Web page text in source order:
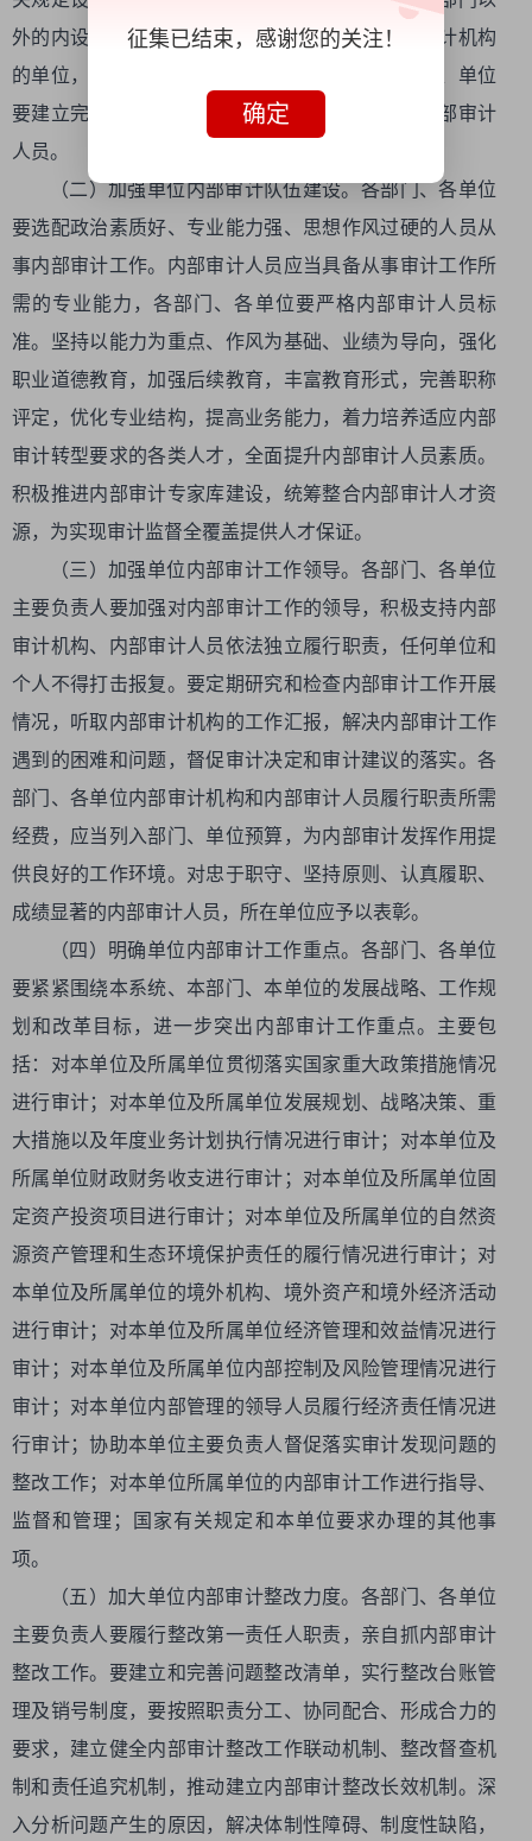
外的内设机构履行内部审计职责。设立独立内部审计机构
的单位，应当配备相应的内部审计人员。其他部门、单位
要建立完善内部审计工作机制，配备专（兼）职内部审计
人员。
（二）加强单位内部审计队伍建设。各部门、各单位
要选配政治素质好、专业能力强、思想作风过硬的人员从
事内部审计工作。内部审计人员应当具备从事审计工作所
需的专业能力，各部门、各单位要严格内部审计人员标
准。坚持以能力为重点、作风为基础、业绩为导向，强化
职业道德教育，加强后续教育，丰富教育形式，完善职称
评定，优化专业结构，提高业务能力，着力培养适应内部
审计转型要求的各类人才，全面提升内部审计人员素质。
积极推进内部审计专家库建设，统筹整合内部审计人才资
源，为实现审计监督全覆盖提供人才保证。
（三）加强单位内部审计工作领导。各部门、各单位
主要负责人要加强对内部审计工作的领导，积极支持内部
审计机构、内部审计人员依法独立履行职责，任何单位和
个人不得打击报复。要定期研究和检查内部审计工作开展
情况，听取内部审计机构的工作汇报，解决内部审计工作
遇到的困难和问题，督促审计决定和审计建议的落实。各
部门、各单位内部审计机构和内部审计人员履行职责所需
经费，应当列入部门、单位预算，为内部审计发挥作用提
供良好的工作环境。对忠于职守、坚持原则、认真履职、
成绩显著的内部审计人员，所在单位应予以表彰。
（四）明确单位内部审计工作重点。各部门、各单位
要紧紧围绕本系统、本部门、本单位的发展战略、工作规
划和改革目标，进一步突出内部审计工作重点。主要包
括：对本单位及所属单位贯彻落实国家重大政策措施情况
进行审计；对本单位及所属单位发展规划、战略决策、重
大措施以及年度业务计划执行情况进行审计；对本单位及
所属单位财政财务收支进行审计；对本单位及所属单位固
定资产投资项目进行审计；对本单位及所属单位的自然资
源资产管理和生态环境保护责任的履行情况进行审计；对
本单位及所属单位的境外机构、境外资产和境外经济活动
进行审计；对本单位及所属单位经济管理和效益情况进行
审计；对本单位及所属单位内部控制及风险管理情况进行
审计；对本单位内部管理的领导人员履行经济责任情况进
行审计；协助本单位主要负责人督促落实审计发现问题的
整改工作；对本单位所属单位的内部审计工作进行指导、
监督和管理；国家有关规定和本单位要求办理的其他事
项。
（五）加大单位内部审计整改力度。各部门、各单位
主要负责人要履行整改第一责任人职责，亲自抓内部审计
整改工作。要建立和完善问题整改清单，实行整改台账管
理及销号制度，要按照职责分工、协同配合、形成合力的
要求，建立健全内部审计整改工作联动机制、整改督查机
制和责任追究机制，推动建立内部审计整改长效机制。深
入分析问题产生的原因，解决体制性障碍、制度性缺陷，
征集已结束，感谢您的关注！
确定